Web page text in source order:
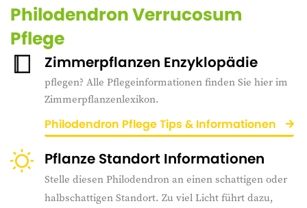
Philodendron Verrucosum
Pflege
Zimmerpflanzen Enzyklopädie
pflegen? Alle Pflegeinformationen finden Sie hier im
Zimmerpflanzenlexikon.
Philodendron Pflege Tips & Informationen
Pflanze Standort Informationen
Stelle diesen Philodendron an einen schattigen oder
halbschattigen Standort. Zu viel Licht führt dazu,